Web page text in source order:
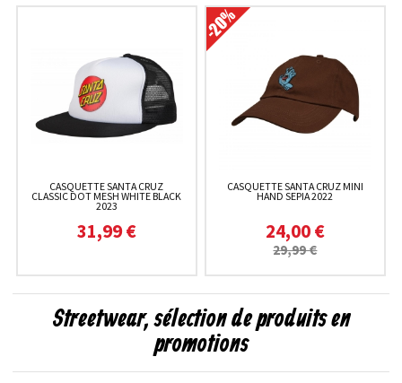
CASQUETTE SANTA CRUZ
CLASSIC DOT MESH WHITE BLACK
2023
31,99 €
CASQUETTE SANTA CRUZ MINI
HAND SEPIA 2022
24,00 €
29,99 €
Streetwear, sélection de produits en
promotions